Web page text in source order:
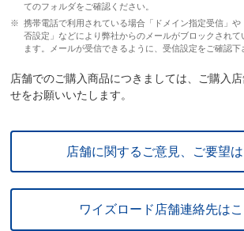
てのフォルダをご確認ください。
携帯電話で利用されている場合「ドメイン指定受信」や
否設定」などにより弊社からのメールがブロックされて
ます。メールが受信できるように、受信設定をご確認下
店舗でのご購入商品につきましては、ご購入
せをお願いいたします。
店舗に関するご意見、ご要望
ワイズロード店舗連絡先は